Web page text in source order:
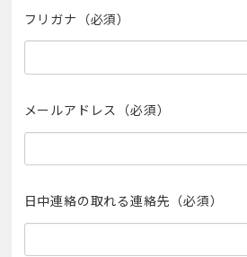
フリガナ（必須）
メールアドレス （必須）
日中連絡の取れる連絡先（必須）